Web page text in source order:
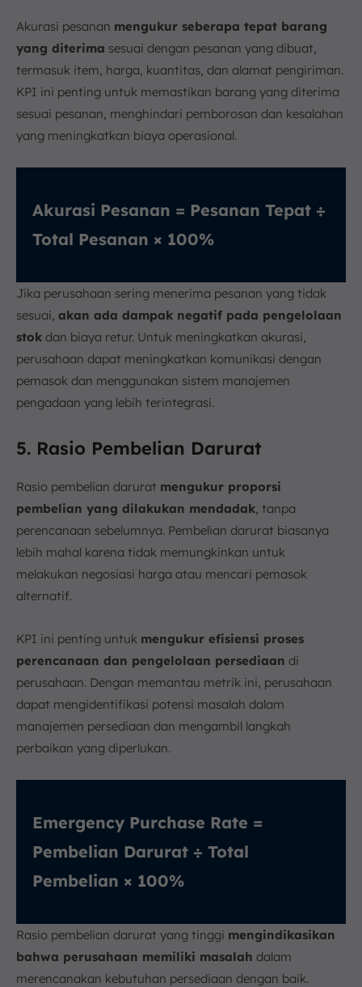
Akurasi pesanan mengukur seberapa tepat barang
yang diterima sesuai dengan pesanan yang dibuat,
termasuk item, harga, kuantitas, dan alamat pengiriman.
KPI ini penting untuk memastikan barang yang diterima
sesuai pesanan, menghindari pemborosan dan kesalahan
yang meningkatkan biaya operasional.
Akurasi Pesanan = Pesanan Tepat ÷
Total Pesanan × 100%
Jika perusahaan sering menerima pesanan yang tidak
sesuai, akan ada dampak negatif pada pengelolaan
stok dan biaya retur. Untuk meningkatkan akurasi,
perusahaan dapat meningkatkan komunikasi dengan
pemasok dan menggunakan sistem manajemen
pengadaan yang lebih terintegrasi.
5. Rasio Pembelian Darurat
Rasio pembelian darurat mengukur proporsi
pembelian yang dilakukan mendadak , tanpa
perencanaan sebelumnya. Pembelian darurat biasanya
lebih mahal karena tidak memungkinkan untuk
melakukan negosiasi harga atau mencari pemasok
alternatif.
KPI ini penting untuk mengukur efisiensi proses
perencanaan dan pengelolaan persediaan di
perusahaan. Dengan memantau metrik ini, perusahaan
dapat mengidentifikasi potensi masalah dalam
manajemen persediaan dan mengambil langkah
perbaikan yang diperlukan.
Emergency Purchase Rate =
Pembelian Darurat ÷ Total
Pembelian × 100%
Rasio pembelian darurat yang tinggi mengindikasikan
bahwa perusahaan memiliki masalah dalam
merencanakan kebutuhan persediaan dengan baik.